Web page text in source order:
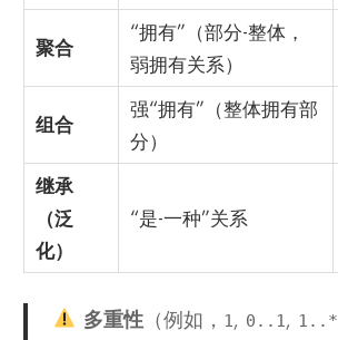
聚合
“拥有”（部分-整体，
弱拥有关系）
组合
强“拥有”（整体拥有部
分）
继承
（泛
化）
“是-一种”关系
多重性 （例如， 1 , 0..1 , 1..*